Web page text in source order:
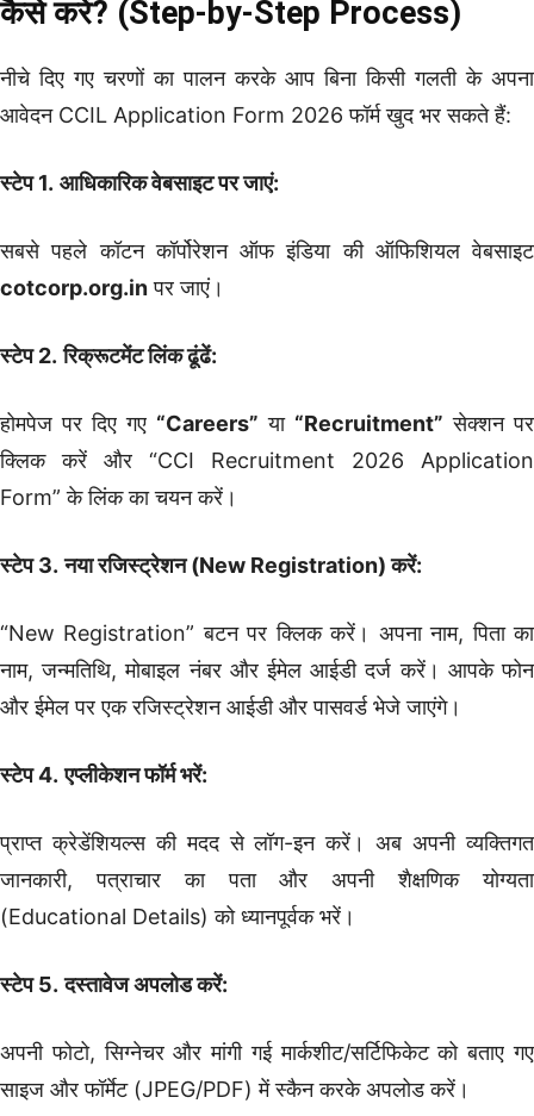
कैसे करें? (Step-by-Step Process)
नीचे दिए गए चरणों का पालन करके आप बिना किसी गलती के अपना
आवेदन CCIL Application Form 2026 फॉर्म खुद भर सकते हैं:
स्टेप 1. आधिकारिक वेबसाइट पर जाएं:
सबसे पहले कॉटन कॉर्पोरेशन ऑफ इंडिया की ऑफिशियल वेबसाइट
cotcorp.org.inपर जाएं।
स्टेप 2. रिक्रूटमेंट लिंक ढूंढें:
होमपेज पर दिए गए “Careers” या “Recruitment” सेक्शन पर
क्लिक करें और “CCI Recruitment 2026 Application
Form” के लिंक का चयन करें।
स्टेप 3. नया रजिस्ट्रेशन (New Registration) करें:
“New Registration” बटन पर क्लिक करें। अपना नाम, पिता का
नाम, जन्मतिथि, मोबाइल नंबर और ईमेल आईडी दर्ज करें। आपके फोन
और ईमेल पर एक रजिस्ट्रेशन आईडी और पासवर्ड भेजे जाएंगे।
स्टेप 4. एप्लीकेशन फॉर्म भरें:
प्राप्त क्रेडेंशियल्स की मदद से लॉग-इन करें। अब अपनी व्यक्तिगत
जानकारी, पत्राचार का पता और अपनी शैक्षणिक योग्यता
(Educational Details) को ध्यानपूर्वक भरें।
स्टेप 5. दस्तावेज अपलोड करें:
अपनी फोटो, सिग्नेचर और मांगी गई मार्कशीट/सर्टिफिकेट को बताए गए
साइज और फॉर्मेट (JPEG/PDF) में स्कैन करके अपलोड करें।